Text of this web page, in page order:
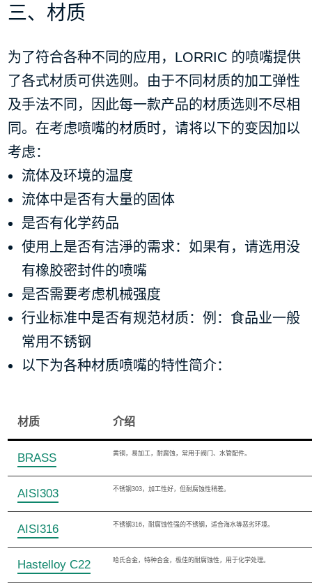
三、材质
为了符合各种不同的应用，LORRIC 的喷嘴提供
了各式材质可供选则。由于不同材质的加工弹性
及手法不同，因此每一款产品的材质选则不尽相
同。在考虑喷嘴的材质时，请将以下的变因加以
考虑：
流体及环境的温度
流体中是否有大量的固体
是否有化学药品
使用上是否有洁淨的需求：如果有，请选用没
有橡胶密封件的喷嘴
是否需要考虑机械强度
行业标准中是否有规范材质：例：食品业一般
常用不锈钢
以下为各种材质喷嘴的特性简介：
材质 介绍
BRASS 黄铜，易加工，耐腐蚀，常用于阀门、水管配件。
AISI303 不锈钢303，加工性好，但耐腐蚀性稍差。
AISI316 不锈钢316， 耐腐蚀性强的不锈钢，适合海水等恶劣环境。
Hastelloy C22 哈氏合金，特种合金，极佳的耐腐蚀性，用于化学处理。